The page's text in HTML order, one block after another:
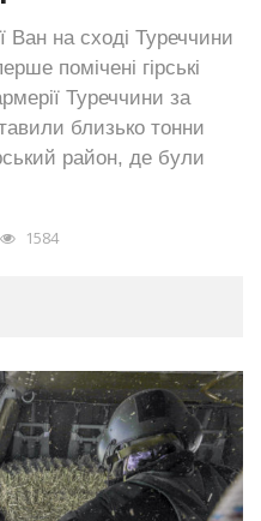
Ван на сході Туреччини
помічені гірські
Туреччини за
близько тонни
район, де були
1584